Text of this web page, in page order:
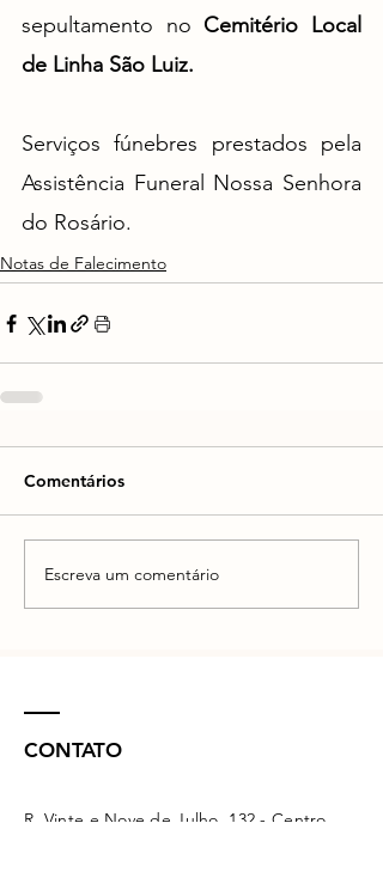
sepultamento no Cemitério Local
de Linha São Luiz.
Serviços fúnebres prestados pela
Assistência Funeral Nossa Senhora
do Rosário.
Notas de Falecimento
Comentários
Escreva um comentário
CONTATO
R. Vinte e Nove de Julho, 132 - Centro